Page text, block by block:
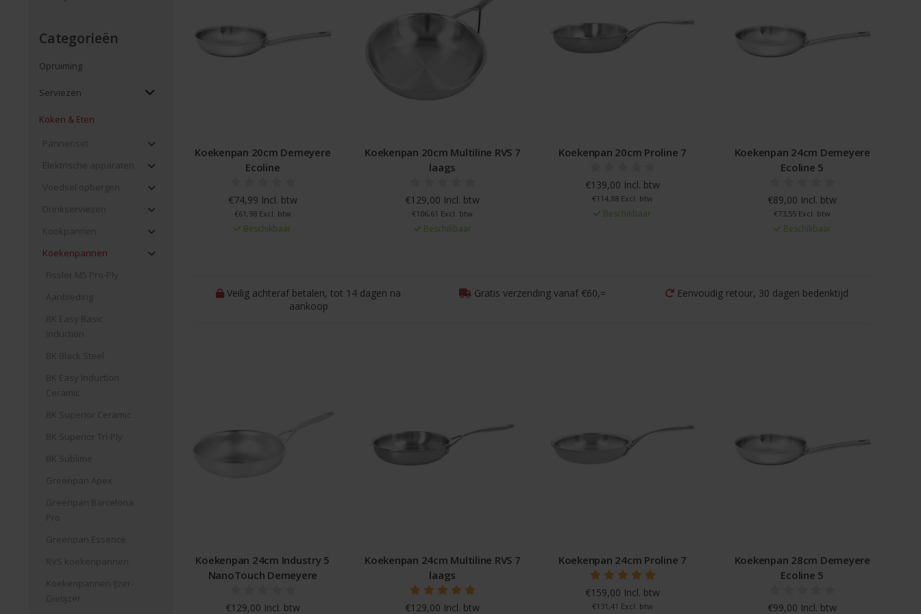
Categorieën
Opruiming
Serviezen
Koken & Eten
Pannenset
Elektrische apparaten
Voedsel opbergen
Drinkserviezen
Kookpannen
Koekenpannen
Fissler M5 Pro-Ply
Aanbieding
BK Easy Basic
Induction
BK Black Steel
BK Easy Induction
Ceramic
BK Superior Ceramic
BK Superior Tri-Ply
BK Sublime
Greenpan Apex
Greenpan Barcelona
Pro
Greenpan Essence
RVS koekenpannen
Koekenpannen IJzer-
Gietijzer
Koekenpan 20cm Demeyere
Ecoline
€74,99 Incl. btw
€61,98 Excl. btw
Beschikbaar
Koekenpan 20cm Multiline RVS 7
laags
€129,00 Incl. btw
€106,61 Excl. btw
Beschikbaar
Koekenpan 20cm Proline 7
€139,00 Incl. btw
€114,88 Excl. btw
Beschikbaar
Koekenpan 24cm Demeyere
Ecoline 5
€89,00 Incl. btw
€73,55 Excl. btw
Beschikbaar
Veilig achteraf betalen, tot 14 dagen na
aankoop
Gratis verzending vanaf €60,= Eenvoudig retour, 30 dagen bedenktijd
Koekenpan 24cm Industry 5
NanoTouch Demeyere
€129,00 Incl. btw
Koekenpan 24cm Multiline RVS 7
laags
€129,00 Incl. btw
Koekenpan 24cm Proline 7
€159,00 Incl. btw
€131,41 Excl. btw
Koekenpan 28cm Demeyere
Ecoline 5
€99,00 Incl. btw